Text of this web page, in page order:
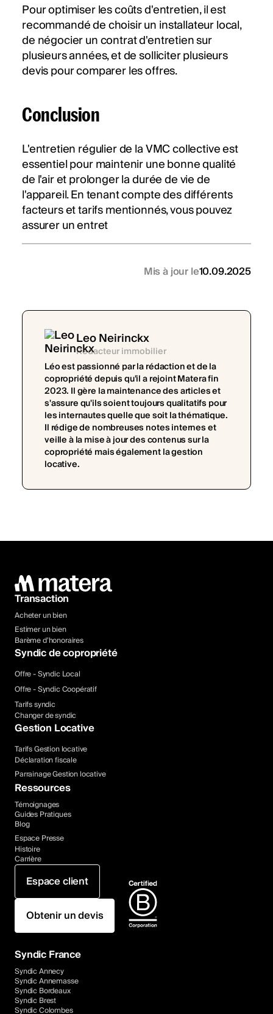
Pour optimiser les coûts d'entretien, il est
recommandé de choisir un installateur local,
de négocier un contrat d'entretien sur
plusieurs années, et de solliciter plusieurs
devis pour comparer les offres​​.
Conclusion
L'entretien régulier de la VMC collective est
essentiel pour maintenir une bonne qualité
de l'air et prolonger la durée de vie de
l'appareil. En tenant compte des différents
facteurs et tarifs mentionnés, vous pouvez
assurer un entret
Mis à jour le10.09.2025
Leo Neirinckx
Rédacteur immobilier
Léo est passionné par la rédaction et de la
copropriété depuis qu'il a rejoint Matera fin
2023. Il gère la maintenance des articles et
s'assure qu'ils soient toujours qualitatifs pour
les internautes quelle que soit la thématique.
Il rédige de nombreuses notes internes et
veille à la mise à jour des contenus sur la
copropriété mais également la gestion
locative.
Transaction
Acheter un bien
Estimer un bien
Barème d’honoraires
Syndic de copropriété
Offre - Syndic Local
Offre - Syndic Coopératif
Tarifs syndic
Changer de syndic
Gestion Locative
Tarifs Gestion locative
Déclaration fiscale
Parrainage Gestion locative
Ressources
Témoignages
Guides Pratiques
Blog
Espace Presse
Histoire
Carrière
Espace client
Obtenir un devis
Syndic France
Syndic Annecy
Syndic Annemasse
Syndic Bordeaux
Syndic Brest
Syndic Colombes